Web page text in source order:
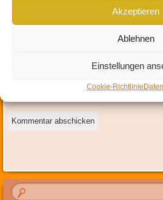
Akzeptieren
Ablehnen
Einstellungen
Cookie-Richtlinie
Mit der Nutzung dieses Formulars
Speicherung und Verarbeitung deiner